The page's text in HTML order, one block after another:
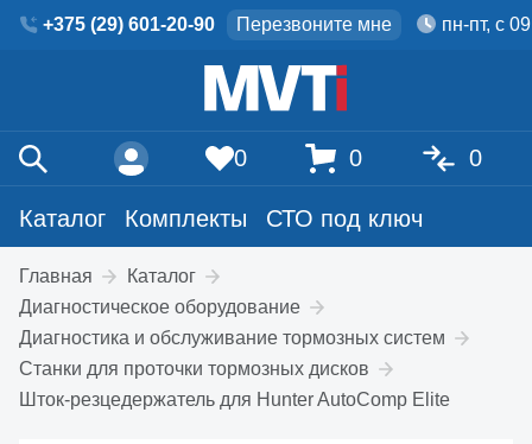
+375 (29) 601-20-90 Перезвоните мне пн-пт, с
Каталог Комплекты СТО под ключ
0 0 0
Главная
Каталог
Диагностическое оборудование
Диагностика и обслуживание тормозных систем
Станки для проточки тормозных дисков
Шток-резцедержатель для Hunter AutoComp Elite